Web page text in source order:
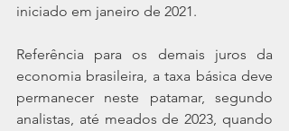
iniciado em janeiro de 2021.
Referência para os demais juros da
economia brasileira, a taxa básica deve
permanecer neste patamar, segundo
analistas, até meados de 2023, quando